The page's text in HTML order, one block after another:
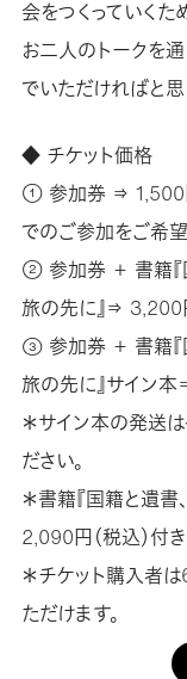
会をつくっていくた
お二人のトークを
でいただければと思
◆ チケット価格
① 参加券 ⇒ 1,500
でのご参加をご希望
② 参加券 ＋ 書籍
旅の先に』⇒ 3,200
③ 参加券 ＋ 書籍
旅の先に』サイン
＊サイン本の発送
ださい。
＊書籍『国籍と遺
2,090円（税込）付
＊チケット購入者
ただけます。